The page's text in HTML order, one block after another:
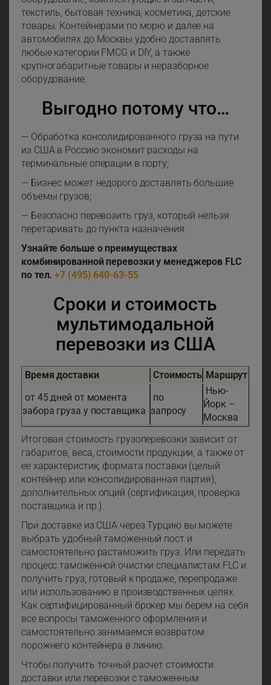
текстиль, бытовая техника, косметика, детские
товары. Контейнерами по морю и далее на
автомобилях до Москвы удобно доставлять
любые категории FMCG и DIY, а также
крупногабаритные товары и неразборное
оборудование.
Выгодно потому что…
— Обработка консолидированного груза на пути
из США в Россию экономит расходы на
терминальные операции в порту;
— Бизнес может недорого доставлять большие
объемы грузов;
— Безопасно перевозить груз, который нельзя
перетаривать до пункта назначения.
Узнайте больше о преимуществах
комбинированной перевозки у менеджеров FLC
по тел.+7 (495) 640-63-55
Сроки и стоимость
мультимодальной
перевозки из США
Время доставки Стоимость Маршрут
от 45 дней от момента
забора груза у поставщика
по
запросу
Нью-
Йорк –
Москва
Итоговая стоимость грузоперевозки зависит от
габаритов, веса, стоимости продукции, а также от
ее характеристик, формата поставки (целый
контейнер или консолидированная партия),
дополнительных опций (сертификация, проверка
поставщика и пр.).
При доставке из США через Турцию вы можете
выбрать удобный таможенный пост и
самостоятельно растаможить груз. Или передать
процесс таможенной очистки специалистам FLC и
получить груз, готовый к продаже, перепродаже
или использованию в производственных целях.
Как сертифицированный брокер мы берем на себя
все вопросы таможенного оформления и
самостоятельно занимаемся возвратом
порожнего контейнера в линию.
Чтобы получить точный расчет стоимости
доставки или перевозки с таможенным